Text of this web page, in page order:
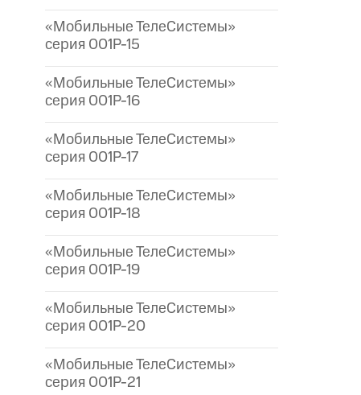
«Мобильные ТелеСистемы»
серия 001P-15
«Мобильные ТелеСистемы»
серия 001P-16
«Мобильные ТелеСистемы»
серия 001P-17
«Мобильные ТелеСистемы»
серия 001P-18
«Мобильные ТелеСистемы»
серия 001P-19
«Мобильные ТелеСистемы»
серия 001P-20
«Мобильные ТелеСистемы»
серия 001P-21